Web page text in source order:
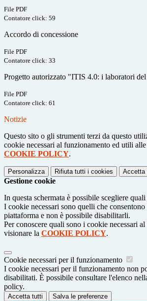
File PDF
Contatore click: 59
Accordo di concessione
File PDF
Contatore click: 33
Progetto autorizzato "ITIS 4.0: i laboratori
File PDF
Contatore click: 61
Notizie
Questo sito o gli strumenti terzi da questo
cookie necessari al funzionamento ed utili
COOKIE POLICY.
Personalizza Rifiuta tutti i cookies Accetta
Gestione cookie
In questa schermata è possibile scegliere
I cookie necessari sono quelli che
piattaforma e non è possibile disabilitarli.
Per conoscere quali sono i cookie necessari
visionare la COOKIE POLICY.
Cookie necessari per il funzionamento
I cookie necessari per il funzionamento non
disabilitati. È possibile consultare l'elenco
policy.
Accetta tutti Salva le preferenze